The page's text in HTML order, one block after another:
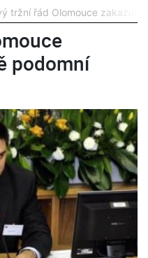
tržní řád Olomouce zakazuje
podomní